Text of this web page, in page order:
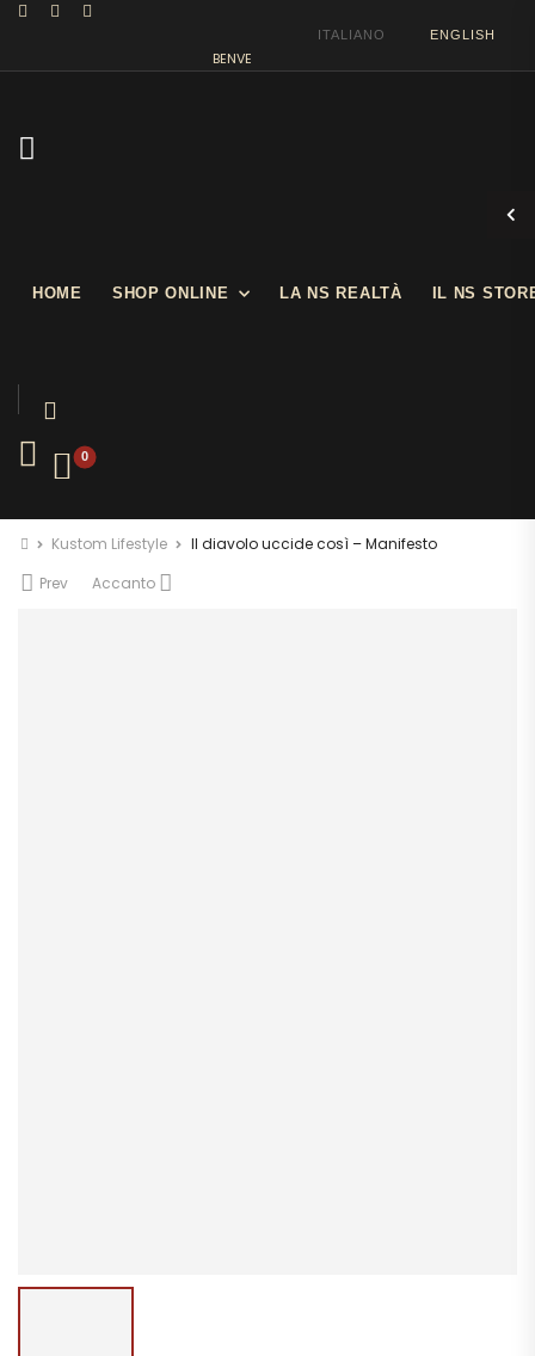
BENVENUTI NEL NOSTRO SHOW STORE
ITALIANO ENGLISH
HOME SHOP ONLINE LA NS REALTÀ IL NS
0
Kustom Lifestyle
Il diavolo uccide così – Manifesto
Prev
Accanto